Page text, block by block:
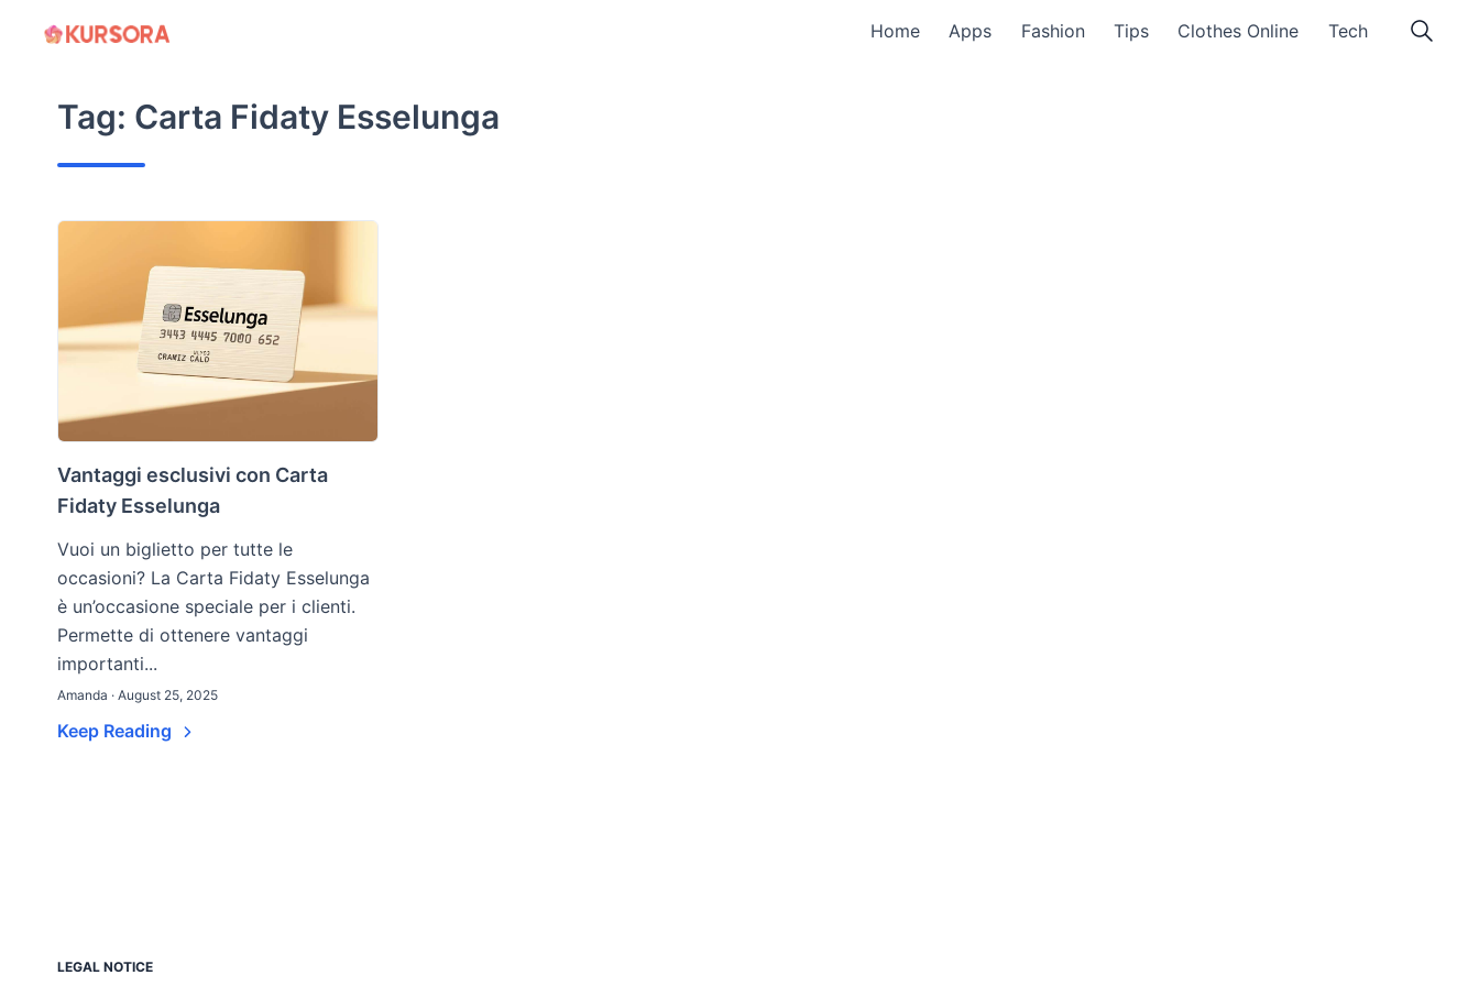
Home Apps Fashion Tips Clothes Online Tech
Tag: Carta Fidaty Esselunga
Vantaggi esclusivi con Carta
Fidaty Esselunga
Vuoi un biglietto per tutte le
occasioni? La Carta Fidaty Esselunga
è un’occasione speciale per i clienti.
Permette di ottenere vantaggi
importanti...
Amanda · August 25, 2025
Keep Reading
LEGAL NOTICE